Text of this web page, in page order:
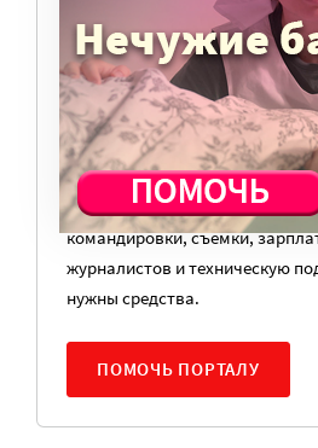
ВАМ ВАЖНО, ЧТОБЫ
ТЕМУ ПРОДОЛЖИЛСЯ?
ПОРТАЛ!
Мы просим подписаться на
регулярный платеж в пользу
Милосердие.ru работает
пожертвованиям наших
командировки, съемки,
журналистов и техническую
нужны средства.
ПОМОЧЬ ПОРТАЛУ